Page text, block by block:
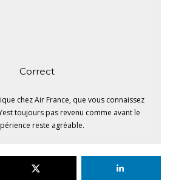
Correct
chez Air France, que vous connaissez
toujours pas revenu comme avant le
reste agréable.